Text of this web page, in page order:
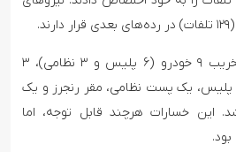
جماعت الاحرار موفق به تخریب ۹ خودرو (۶ پلیس و ۳ نظامی)، ۳
پلیس، یک پست نظامی، مقر رنجرز و یک
این خسارات هرچند قابل توجه، اما